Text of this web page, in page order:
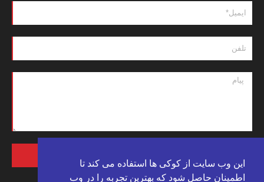
این وب سایت از کوکی ها استفاده می کند تا
اطمینان حاصل شود که بهترین تجربه را در وب